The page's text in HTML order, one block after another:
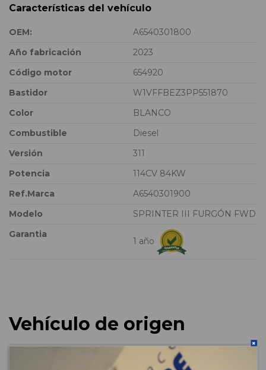
Características del vehículo
OEM:
A6540301800
Año fabricación
2023
Código motor
654920
Bastidor
W1VFFBEZ3PP551870
Color
BLANCO
Combustible
Diesel
Versión
311
Potencia
114CV 84KW
Ref.Marca
A6540301900
Modelo
SPRINTER III FURGÓN FWD
Garantia
1 año
Vehículo de origen